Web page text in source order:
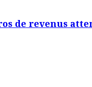
de revenus